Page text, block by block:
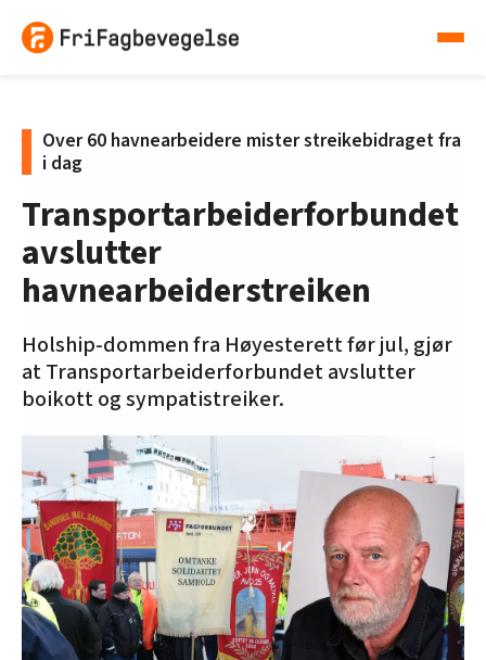
Over 60 havnearbeidere mister streikebidraget fra
i dag
Transportarbeiderforbundet
avslutter
havnearbeiderstreiken
Holship-dommen fra Høyesterett før jul, gjør
at Transportarbeiderforbundet avslutter
boikott og sympatistreiker.